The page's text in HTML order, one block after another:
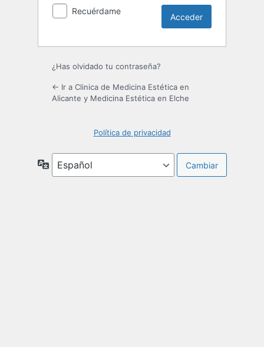
Recuérdame
¿Has olvidado tu contraseña?
← Ir a Clinica de Medicina Estética en
Alicante y Medicina Estética en Elche
Política de privacidad
Idioma